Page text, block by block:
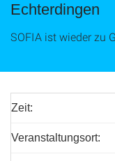
Echterdingen
SOFIA ist wieder zu
Zeit:
Veranstaltungsort: